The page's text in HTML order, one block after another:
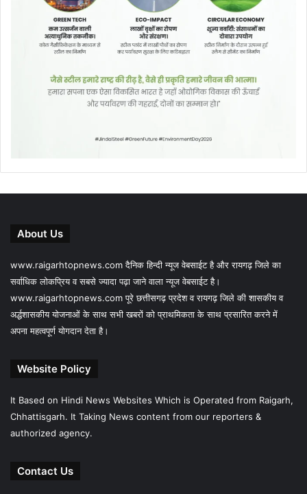
About Us
www.raigarhtopnews.com दैनिक हिन्दी न्यूज वेबसाईट है और रायगढ़ जिले का
सर्वाधिक लोकप्रिय व सबसे ज्यादा पढ़ा जाने वाला न्यूज वेबसाईट है।
www.raigarhtopnews.com पूरे छत्तीसगढ़ प्रदेश व रायगढ़ जिले की शासकीय व
अर्द्धशासकीय योजनाओं के साथ सभी खबरों को प्राथमिकता के साथ प्रसारित करने में
अपना महत्वपूर्ण योगदान देता है।
Website Policy
It Based on Hindi News Websites Which is Operated from Raigarh,
Chhattisgarh. It Taking News content from our reporters &
authorized agency.
Contact Us